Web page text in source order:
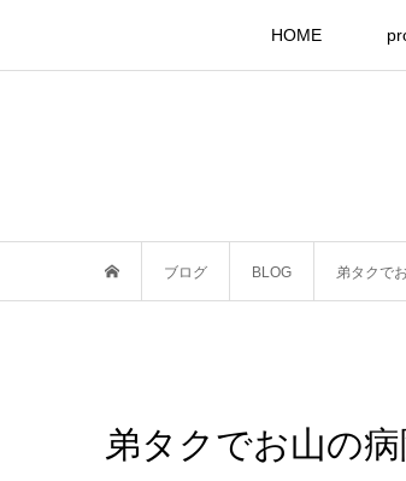
HOME
ブログ BLOG 弟タクで
弟タクでお山の